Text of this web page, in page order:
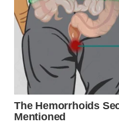
WN
JATIM
WN
BALI
WN